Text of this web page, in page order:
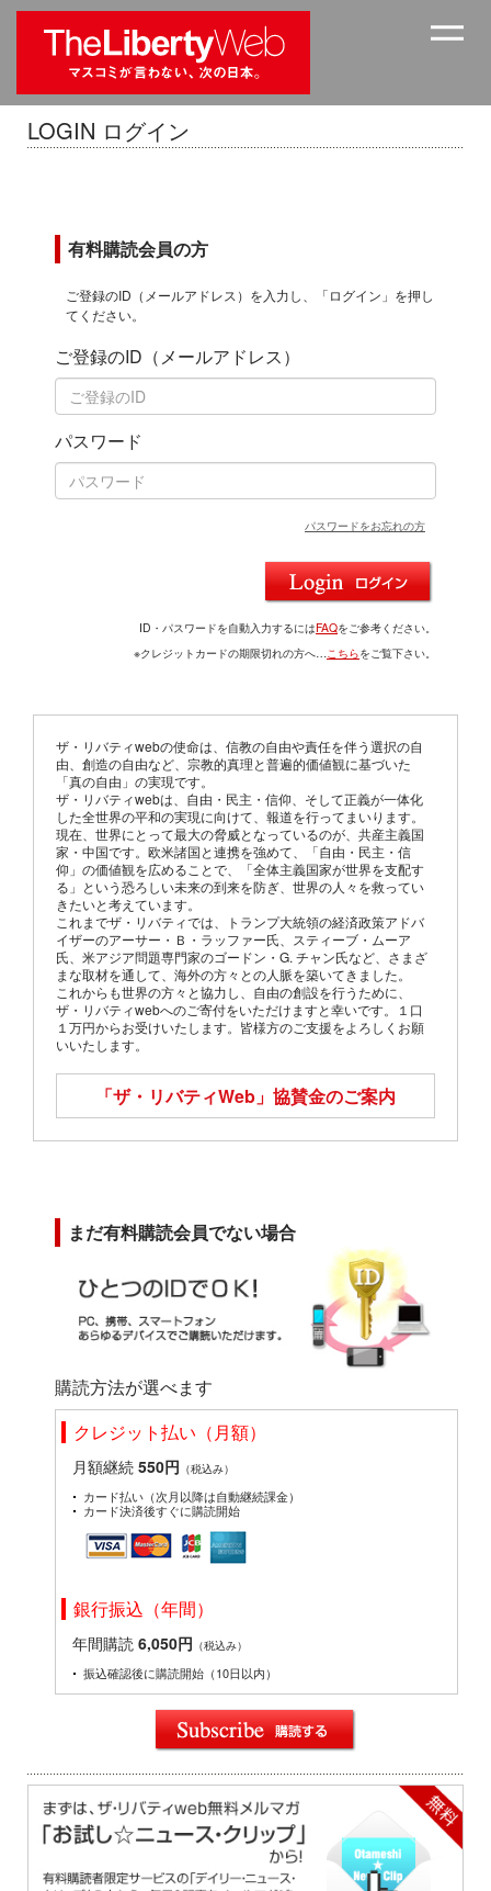
LOGIN ログイン
有料購読会員の方
ご登録のID（メールアドレス）を入力し、「ログイン」を押し
てください。
ご登録のID（メールアドレス）
パスワード
パスワードをお忘れの方
ID・パスワードを自動入力するにはFAQをご参考ください。
※クレジットカードの期限切れの方へ…こちらをご覧下さい。
ザ・リバティwebの使命は、信教の自由や責任を伴う選択の自
由、創造の自由など、宗教的真理と普遍的価値観に基づいた
「真の自由」の実現です。
ザ・リバティwebは、自由・民主・信仰、そして正義が一体化
した全世界の平和の実現に向けて、報道を行ってまいります。
現在、世界にとって最大の脅威となっているのが、共産主義国
家・中国です。欧米諸国と連携を強めて、「自由・民主・信
仰」の価値観を広めることで、「全体主義国家が世界を支配す
る」という恐ろしい未来の到来を防ぎ、世界の人々を救ってい
きたいと考えています。
これまでザ・リバティでは、トランプ大統領の経済政策アドバ
イザーのアーサー・Ｂ・ラッファー氏、スティーブ・ムーア
氏、米アジア問題専門家のゴードン・G. チャン氏など、さまざ
まな取材を通して、海外の方々との人脈を築いてきました。
これからも世界の方々と協力し、自由の創設を行うために、
ザ・リバティwebへのご寄付をいただけますと幸いです。１口
１万円からお受けいたします。皆様方のご支援をよろしくお願
いいたします。
「ザ・リバティWeb」 協賛金のご案内
まだ有料購読会員でない場合
購読方法が選べます
クレジット払い（月額）
月額継続 550円 （税込み）
カード払い（次月以降は自動継続課金）
カード決済後すぐに購読開始
銀行振込（年間）
年間購読 6,050円 （税込み）
振込確認後に購読開始（10日以内）